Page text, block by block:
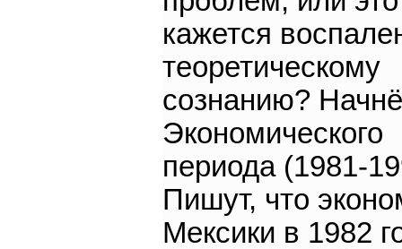
кажется
теоретическому
сознанию?
Экономического
периода (1981-
Пишут, что
Мексики в 1982